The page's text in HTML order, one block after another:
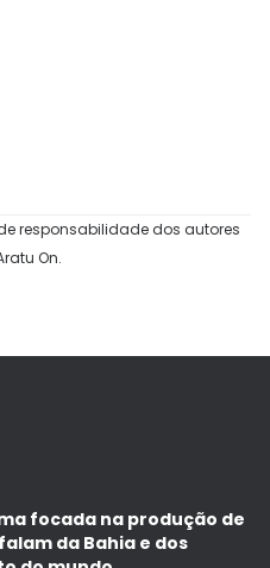
responsabilidade dos autores
On.
focada na produção de
da Bahia e dos